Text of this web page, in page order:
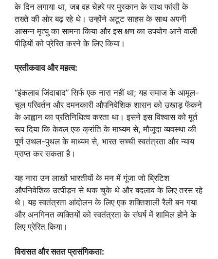
के दिन लगाया था, जब वह चेहरे पर मुस्कान के साथ फांसी के
तख्ते की ओर बढ़ रहे थे। उन्होंने अटूट साहस के साथ अपनी
आसन्न मृत्यु का सामना किया और इस क्षण का उपयोग आने वाली
पीढ़ियों को प्रेरित करने के लिए किया।
प्रतीकवाद और महत्व:
“इंकलाब जिंदाबाद” सिर्फ एक नारा नहीं था; यह समाज के आमूल-
चूल परिवर्तन और दमनकारी औपनिवेशिक शासन को उखाड़ फेंकने
के आह्वान का प्रतिनिधित्व करता था। इसने इस विश्वास को मूर्त
रूप दिया कि केवल एक क्रांति के माध्यम से, मौजूदा व्यवस्था की
पूर्ण उथल-पुथल के माध्यम से, भारत सच्ची स्वतंत्रता और न्याय
प्राप्त कर सकता है।
यह नारा उन लाखों भारतीयों के मन में गूंजा जो ब्रिटिश
औपनिवेशिक उत्पीड़न से थक चुके थे और बदलाव के लिए तरस रहे
थे। यह स्वतंत्रता आंदोलन के लिए एक शक्तिशाली रैली बन गया
और अनगिनत व्यक्तियों को स्वतंत्रता के संघर्ष में शामिल होने के
लिए प्रेरित किया।
विरासत और सतत प्रासंगिकता: